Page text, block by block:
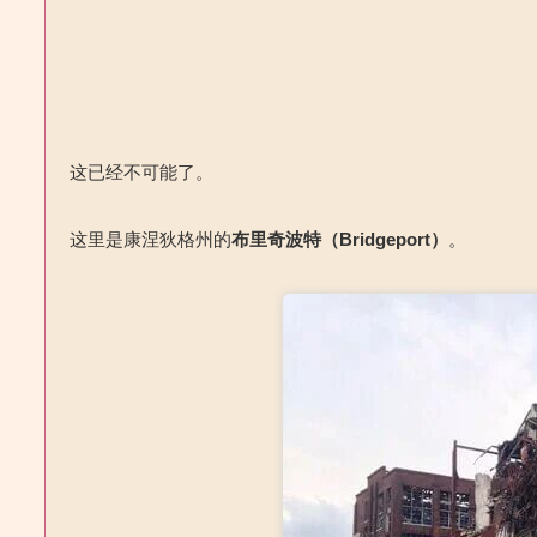
这已经不可能了。
这里是康涅狄格州的布里奇波特（Bridgeport） 。